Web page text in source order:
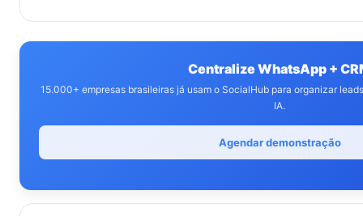
Centralize WhatsApp +
15.000+ empresas brasileiras já usam o SocialHub para organizar
IA.
Agendar demonstração